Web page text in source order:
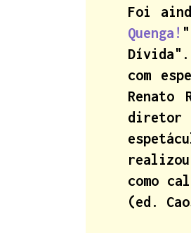
Foi
Quenga!
Dívida".
com
Renato
diretor
como
(ed.